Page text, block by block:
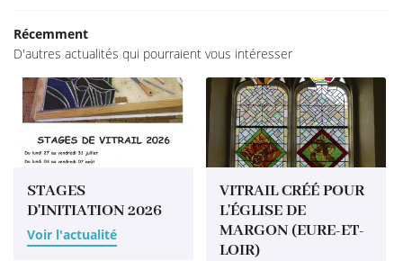
Galerie
Actualités
Contact
Rejoignez-
Récemment
D'autres actualités qui pourraient vous intéresser
STAGES
D'INITIATION 2026
Voir l'actualité
VITRAIL CRÉÉ POUR
L'ÉGLISE DE
MARGON (EURE-ET-
LOIR)